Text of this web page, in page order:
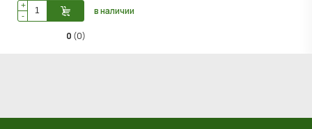
+
-
в наличии
0 (0)